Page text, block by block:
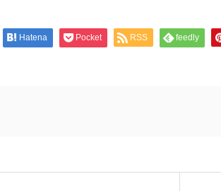
Hatena Pocket RSS feedly